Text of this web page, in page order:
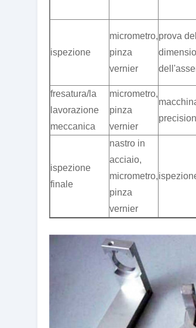
ispezione
micrometro,
pinza
vernier
prova
fresatura/la
lavorazione
meccanica
micrometro,
pinza
vernier
ispezione
finale
nastro in
acciaio,
micrometro,
pinza
vernier